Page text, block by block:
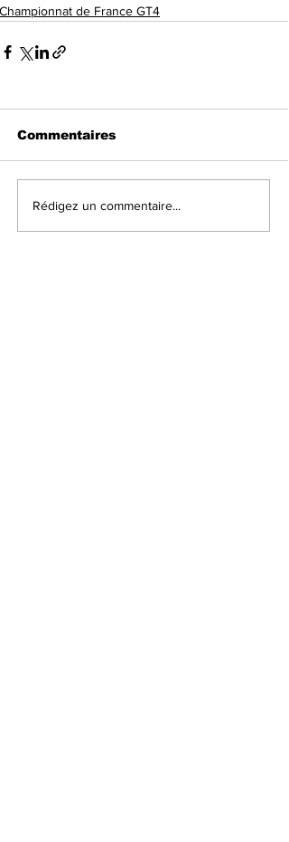
Championnat de France GT4
Commentaires
Rédigez un commentaire...